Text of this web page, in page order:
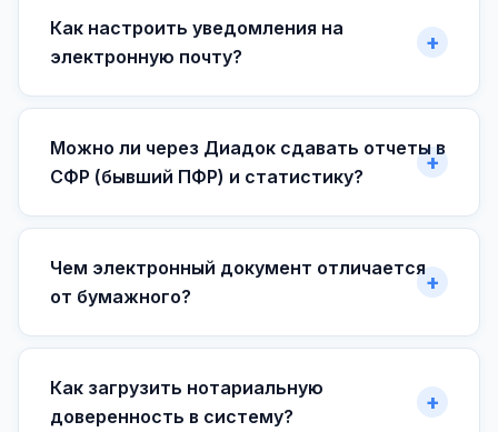
Как настроить уведомления на
электронную почту?
Можно ли через Диадок сдавать отчеты в
СФР (бывший ПФР) и статистику?
Чем электронный документ отличается
от бумажного?
Как загрузить нотариальную
доверенность в систему?